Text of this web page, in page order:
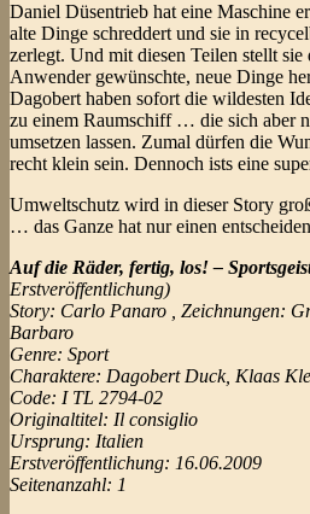
Daniel Düsentrieb hat eine Maschine
alte Dinge schreddert und sie in
zerlegt. Und mit diesen Teilen stellt sie
Anwender gewünschte, neue Dinge
Dagobert haben sofort die wildesten
zu einem Raumschiff … die sich aber
umsetzen lassen. Zumal dürfen die
recht klein sein. Dennoch ists eine
Umweltschutz wird in dieser Story
… das Ganze hat nur einen
Auf die Räder, fertig, los! –
Erstveröffentlichung)
Story: Carlo Panaro , Zeichnungen:
Barbaro
Genre: Sport
Charaktere: Dagobert Duck, Klaas
Code: I TL 2794-02
Originaltitel: Il consiglio
Ursprung: Italien
Erstveröffentlichung: 16.06.2009
Seitenanzahl: 1